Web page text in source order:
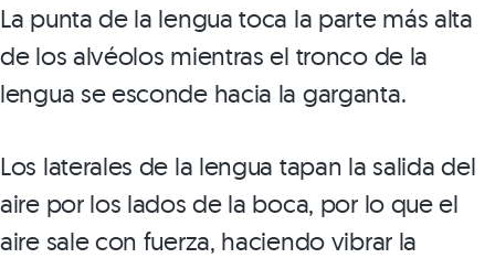
La punta de la lengua toca la parte más alta
de los alvéolos mientras el tronco de la
lengua se esconde hacia la garganta.
Los laterales de la lengua tapan la salida del
aire por los lados de la boca, por lo que el
aire sale con fuerza, haciendo vibrar la